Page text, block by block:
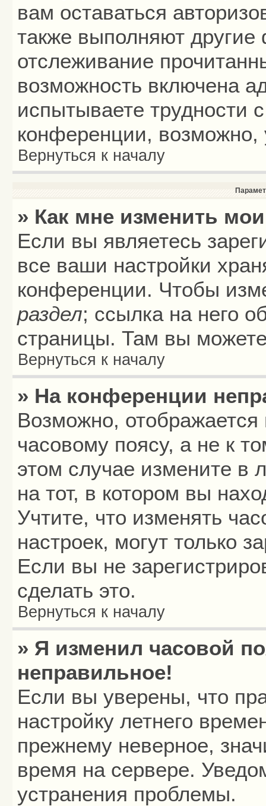
вам оставаться
также выполняют другие
отслеживание
возможность включена
испытываете трудности
конференции, возможно,
Вернуться к началу
» Как мне изменить
Если вы являетесь
все ваши настройки
конференции. Чтобы
раздел; ссылка на него
страницы. Там вы
Вернуться к началу
» На конференции
Возможно,
часовому поясу, а не к
этом случае измените в
на тот, в котором вы
Учтите, что изменять
настроек, могут только
Если вы не
сделать это.
Вернуться к началу
» Я изменил часовой
неправильное!
Если вы уверены, что
настройку летнего
прежнему неверное,
время на сервере.
устранения проблемы.